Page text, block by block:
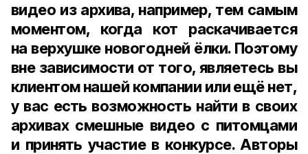
видео из архива, например, тем самым
моментом, когда кот раскачивается
на верхушке новогодней ёлки. Поэтому
вне зависимости от того, являетесь вы
клиентом нашей компании или ещё нет,
у вас есть возможность найти в своих
архивах смешные видео с питомцами
и принять участие в конкурсе. Авторы